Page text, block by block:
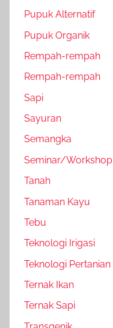
Pupuk Alternatif
Pupuk Organik
Rempah-rempah
Rempah-rempah
Sapi
Sayuran
Semangka
Seminar/Workshop
Tanah
Tanaman Kayu
Tebu
Teknologi Irigasi
Teknologi Pertanian
Ternak Ikan
Ternak Sapi